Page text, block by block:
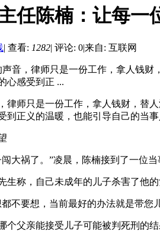
任陈楠：让每
| 查看: 1282| 评论: 0|来自: 互联网
，律师只是一份工作，拿人钱财
心感受到正 ...
师只是一份工作，拿人钱财，替人
到正义的温暖，也能引导自己的当事
祸了。”凌晨，陈楠接到了一位当
，自己未成年的儿子杀害了他的
要想，当前最好的办法就是带您
父亲能接受儿子可能被判死刑的